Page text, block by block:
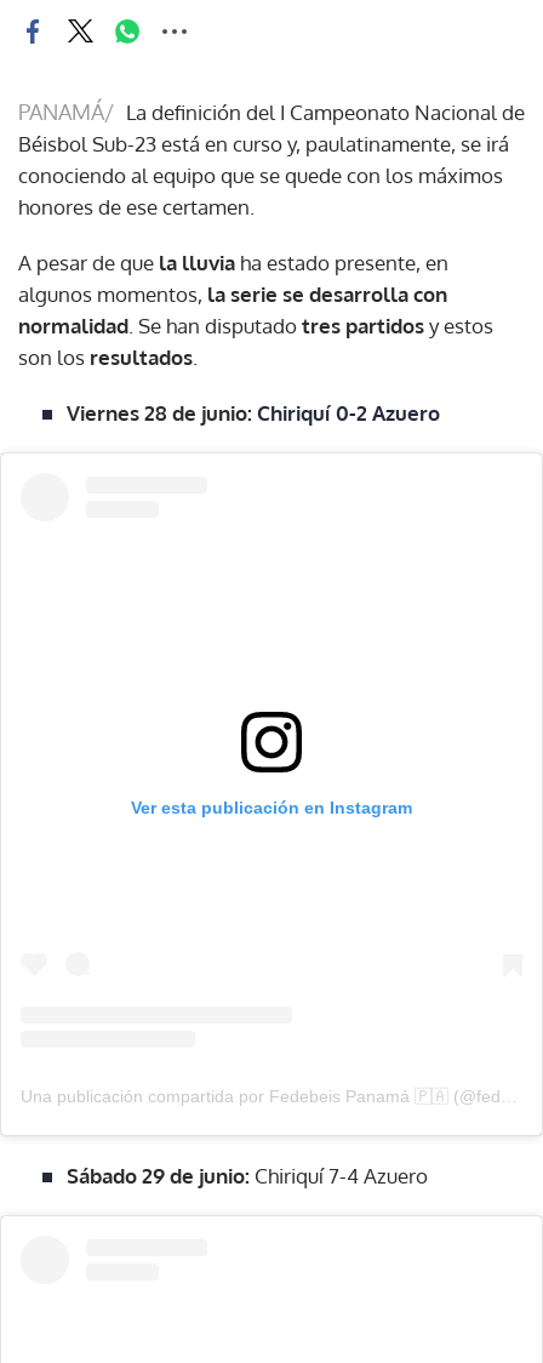
PANAMÁ/ La definición del I Campeonato Nacional de
Béisbol Sub-23 está en curso y, paulatinamente, se irá
conociendo al equipo que se quede con los máximos
honores de ese certamen.
A pesar de que la lluvia ha estado presente, en
algunos momentos, la serie se desarrolla con
normalidad . Se han disputadotres partidosy estos
son los resultados
Viernes 28 de junio: Chiriquí 0-2 Azuero
Ver esta publicación en Instagram
Sábado 29 de junio: Chiriquí 7-4 Azuero